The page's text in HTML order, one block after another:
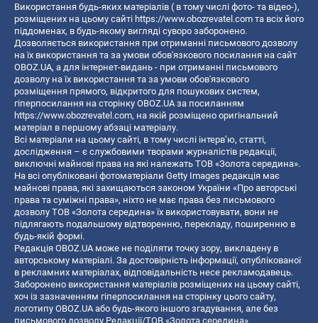
Використання будь-яких матеріалів ( в тому числі фото- та відео-),
розміщених на цьому сайті https://www.obozrevatel.com та всіх його
піддоменах, в будь-якому вигляді суворо заборонено.
Дозволяється використання при отриманні письмового дозволу
на їх використання та за умови обов'язкового посилання на сайт
OBOZ.UA, а для інтернет-видань - при отриманні письмового
дозволу на їх використання та за умови обов'язкового
розміщення прямого, відкритого для пошукових систем,
гіперпосилання на сторінку OBOZ.UA за посиланням
https://www.obozrevatel.com, на якій розміщено оригінальний
матеріал в першому абзаці матеріалу.
Всі матеріали на цьому сайті, в тому числі інтерв’ю, статті,
дослідження – є службовими творами журналістів редакції,
виключні майнові права на які належать ТОВ «Золота середина».
На всі опубліковані фотоматеріали Getty Images редакція має
майнові права, які захищаються законом України «Про авторські
права та суміжні права», ніхто не має права без письмового
дозволу ТОВ «Золота середина» їх використовувати, вони не
підлягають подальшому відтворенню, перекладу, поширенню в
будь-якій формі.
Редакція OBOZ.UA може не поділяти точку зору, викладену в
авторському матеріалі. За достовірність інформації, опублікованої
в рекламних матеріалах, відповідальність несе рекламодавець.
Заборонено використання матеріалів розміщених на цьому сайті,
хоч із зазначенням гіперпосилання на сторінку цього сайту,
логотипу OBOZ.UA або будь-якого іншого згадування, але без
письмового дозволу Редакції/ТОВ «Золота середина»